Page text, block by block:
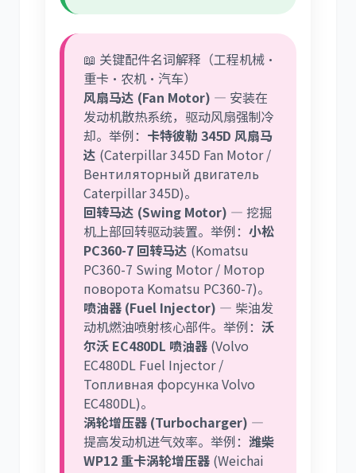
📖 关键配件名词解释（工程机械·
重卡·农机·汽车）
风扇马达 (Fan Motor) — 安装在
发动机散热系统，驱动风扇强制冷
却。举例： 卡特彼勒 345D 风扇马
达 (Caterpillar 345D Fan Motor /
Вентиляторный двигатель
Caterpillar 345D)。
回转马达 (Swing Motor) — 挖掘
机上部回转驱动装置。举例： 小松
PC360-7 回转马达 (Komatsu
PC360-7 Swing Motor / Мотор
поворота Komatsu PC360-7)。
喷油器 (Fuel Injector) — 柴油发
动机燃油喷射核心部件。举例： 沃
尔沃 EC480DL 喷油器 (Volvo
EC480DL Fuel Injector /
Топливная форсунка Volvo
EC480DL)。
涡轮增压器 (Turbocharger) —
提高发动机进气效率。举例： 潍柴
WP12 重卡涡轮增压器 (Weichai